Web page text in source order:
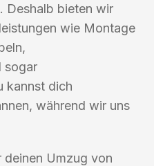
Deshalb bieten wir
wie Montage
sogar
kannst dich
während wir uns
deinen Umzug von